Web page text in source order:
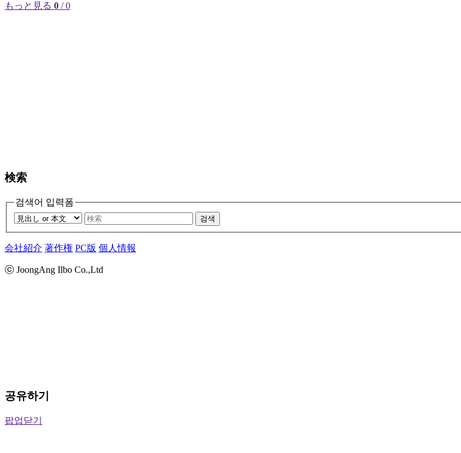
もっと見る 0 / 0
検索
검색어 입력폼
검색
会社紹介 著作権 PC版 個人情報
ⓒ JoongAng Ilbo Co.,Ltd
공유하기
팝업닫기